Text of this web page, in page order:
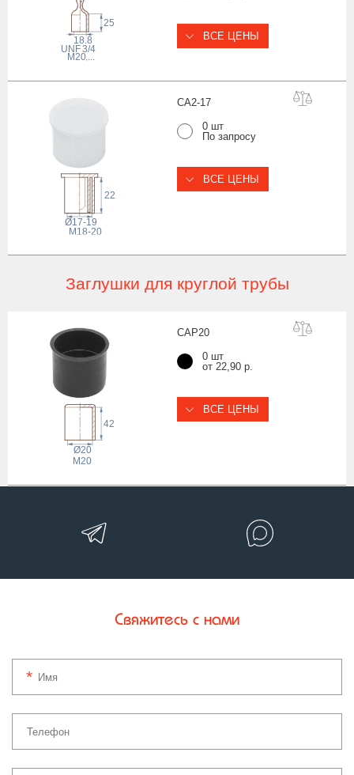
M20,...
25
UNF3/4
18.8 ВСЕ ЦЕНЫ
CA2-17
Ø17-19
22
M18-20
0 шт
По запросу
ВСЕ ЦЕНЫ
Заглушки для круглой трубы
CAP20
42
Ø20
M20
0 шт
от 22,90 р.
ВСЕ ЦЕНЫ
Свяжитесь с нами